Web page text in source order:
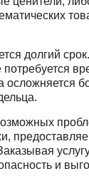
долгий
осложняется
и